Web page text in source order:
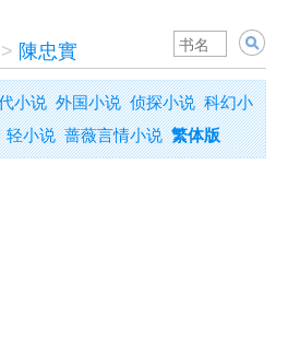
> 陳忠實
小说 外国小说 侦探小说 科幻小
轻小说 蔷薇言情小说 繁体版